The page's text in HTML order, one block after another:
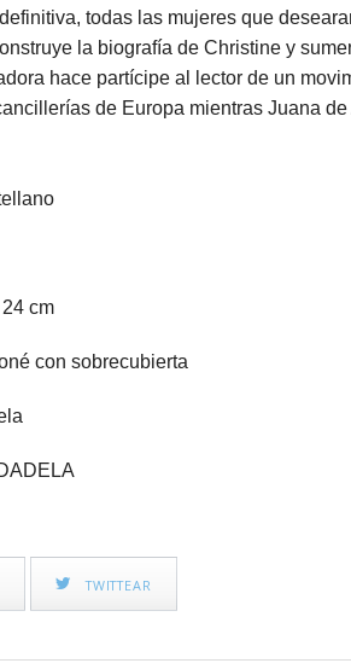
DEL PORTILLO
Y BIOGRAFIAS
JOSEMARÍA
FRANCISCO
DEL PORTILLO
COMUNIÓN
JUBILAR 2025
todas las mujeres que
la biografía de Christine y
hace partícipe al lector de un
de Europa mientras Juana
cm
con sobrecubierta
TWITTEAR